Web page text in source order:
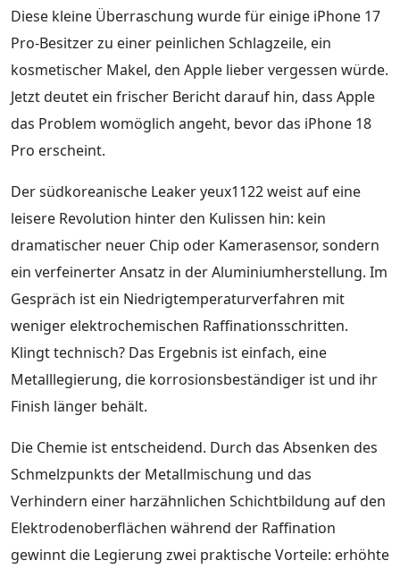
Diese kleine Überraschung wurde für einige iPhone 17
Pro-Besitzer zu einer peinlichen Schlagzeile, ein
kosmetischer Makel, den Apple lieber vergessen würde.
Jetzt deutet ein frischer Bericht darauf hin, dass Apple
das Problem womöglich angeht, bevor das iPhone 18
Pro erscheint.
Der südkoreanische Leaker yeux1122 weist auf eine
leisere Revolution hinter den Kulissen hin: kein
dramatischer neuer Chip oder Kamerasensor, sondern
ein verfeinerter Ansatz in der Aluminiumherstellung. Im
Gespräch ist ein Niedrigtemperaturverfahren mit
weniger elektrochemischen Raffinationsschritten.
Klingt technisch? Das Ergebnis ist einfach, eine
Metalllegierung, die korrosionsbeständiger ist und ihr
Finish länger behält.
Die Chemie ist entscheidend. Durch das Absenken des
Schmelzpunkts der Metallmischung und das
Verhindern einer harzähnlichen Schichtbildung auf den
Elektrodenoberflächen während der Raffination
gewinnt die Legierung zwei praktische Vorteile: erhöhte